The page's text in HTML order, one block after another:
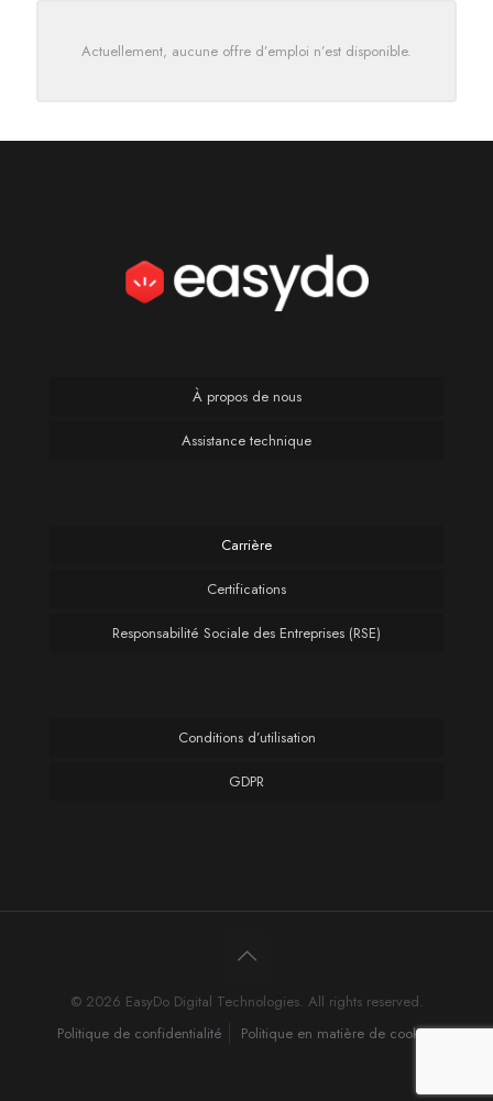
Actuellement, aucune offre d’emploi n’est disponible.
À propos de nous
Assistance technique
Carrière
Certifications
Responsabilité Sociale des Entreprises (RSE)
Conditions d’utilisation
GDPR
© 2026 EasyDo Digital Technologies. All rights reserved.
Politique de confidentialité
Politique en matière de cookies